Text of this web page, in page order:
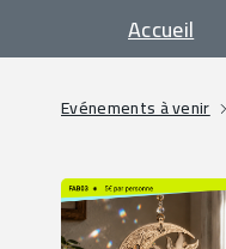
Accueil
Evénements à venir